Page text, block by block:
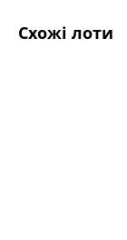
Схожі лоти